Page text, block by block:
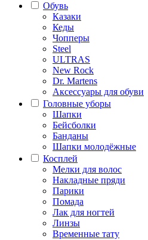
Обувь
Казаки
Кеды
Чопперы
Steel
ULTRAS
New Rock
Dr. Martens
Аксессуары для обуви
Головные уборы
Шапки
Бейсболки
Банданы
Шапки молодёжные
Косплей
Мелки для волос
Накладные пряди
Парики
Помада
Лак для ногтей
Линзы
Временные тату